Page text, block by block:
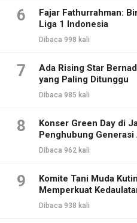
6
Fajar Fathurrahman:
Liga 1 Indonesia
Dibaca 998 kali
7
Ada Rising Star
yang Paling Ditunggu
Dibaca 985 kali
8
Konser Green Day di
Penghubung Generasi
Dibaca 962 kali
9
Komite Tani Muda
Memperkuat
Dibaca 938 kali